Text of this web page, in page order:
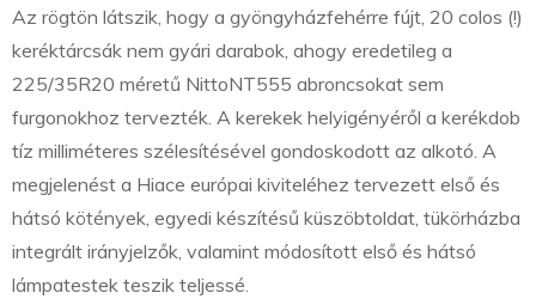
Az rögtön látszik, hogy a gyöngyházfehérre fújt, 20 colos (!)
keréktárcsák nem gyári darabok, ahogy eredetileg a
225/35R20 méretű NittoNT555 abroncsokat sem
furgonokhoz tervezték. A kerekek helyigényéről a kerékdob
tíz milliméteres szélesítésével gondoskodott az alkotó. A
megjelenést a Hiace európai kiviteléhez tervezett első és
hátsó kötények, egyedi készítésű küszöbtoldat, tükörházba
integrált irányjelzők, valamint módosított első és hátsó
lámpatestek teszik teljessé.